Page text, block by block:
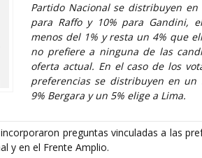
Partido Nacional se distribuyen en
para Raffo y 10% para Gandini,
menos del 1% y resta un 4% que
no prefiere a ninguna de las
oferta actual. En el caso de los
preferencias se distribuyen en un
9% Bergara y un 5% elige a Lima.
preguntas vinculadas a las
y en el Frente Amplio.